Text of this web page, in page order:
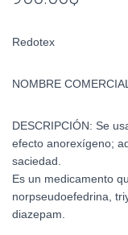
Redotex
NOMBRE
DESCRIPCIÓN: Se
efecto anorexígeno;
saciedad.
Es un medicamento
norpseudoefedrina,
diazepam